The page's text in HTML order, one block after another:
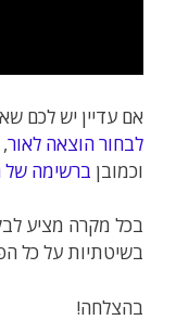
אם עדיין יש לכם
לבחור הוצאה לאור
וכמובן ברשימה של
בכל מקרה מציע
בשיטתיות על כל
בהצלחה!